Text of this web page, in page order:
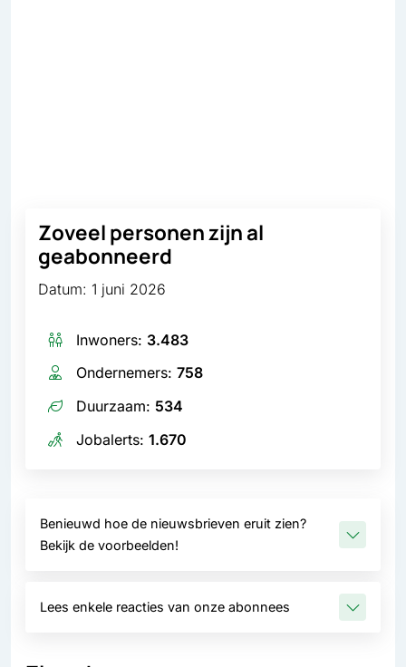
Zoveel personen zijn al
geabonneerd
Datum: 1 juni 2026
Inwoners: 3.483
Ondernemers: 758
Duurzaam: 534
Jobalerts: 1.670
Benieuwd hoe de nieuwsbrieven eruit zien?
Bekijk de voorbeelden!
Lees enkele reacties van onze abonnees